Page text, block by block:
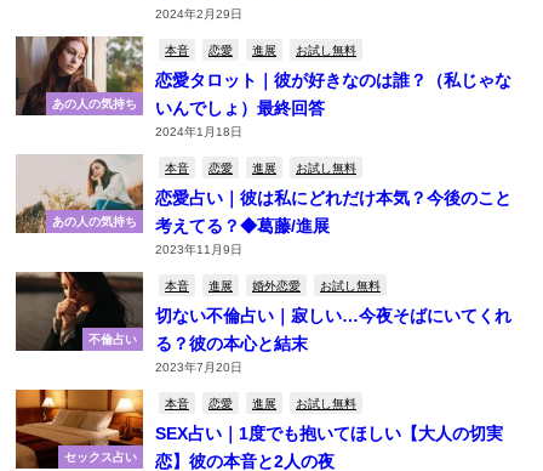
2024年2月29日
あの人の気持ち
本音 恋愛 進展 お試し無料
恋愛タロット｜彼が好きなのは誰？（私じゃな
いんでしょ）最終回答
2024年1月18日
あの人の気持ち
本音 恋愛 進展 お試し無料
恋愛占い｜彼は私にどれだけ本気？今後のこと
考えてる？◆葛藤/進展
2023年11月9日
不倫占い
本音 進展 婚外恋愛 お試し無料
切ない不倫占い｜寂しい…今夜そばにいてくれ
る？彼の本心と結末
2023年7月20日
セックス占い
本音 恋愛 進展 お試し無料
SEX占い｜1度でも抱いてほしい【大人の切実
恋】彼の本音と2人の夜